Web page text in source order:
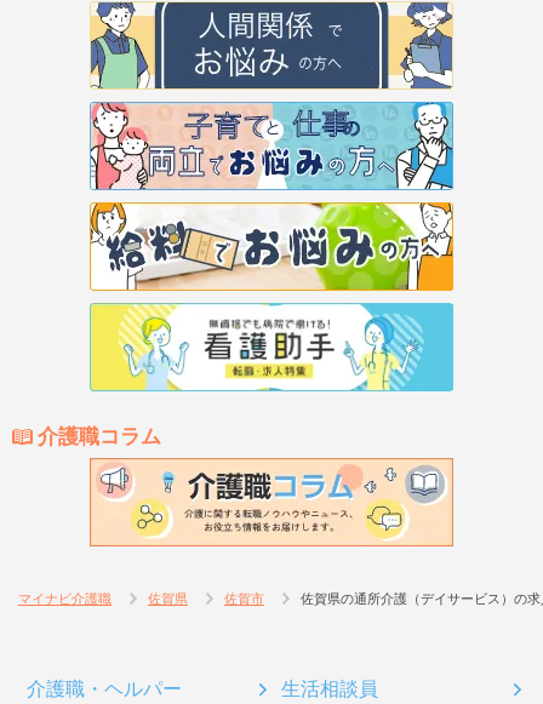
介護職コラム
マイナビ介護職 佐賀県 佐賀市 佐賀県の通所介護（デイサービス）の
介護職・ヘルパー 生活相談員